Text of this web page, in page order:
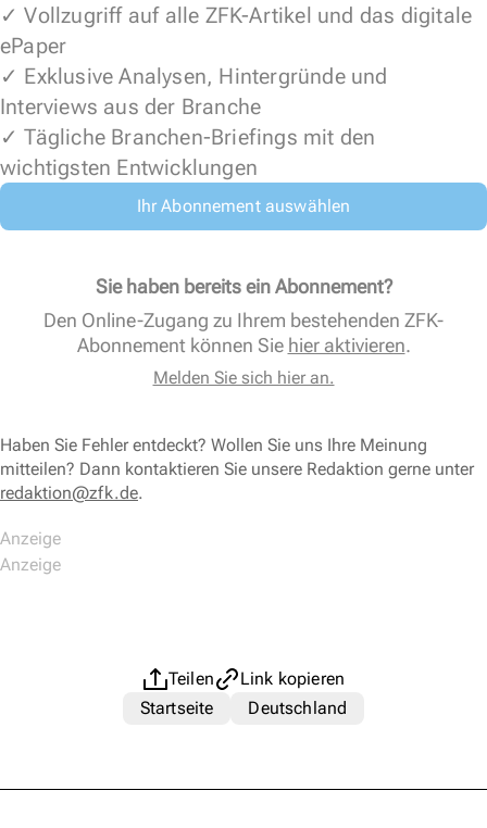
✓ Vollzugriff auf alle ZFK-Artikel und das digitale
ePaper
✓ Exklusive Analysen, Hintergründe und
Interviews aus der Branche
✓ Tägliche Branchen-Briefings mit den
wichtigsten Entwicklungen
Ihr Abonnement auswählen
Sie haben bereits ein Abonnement?
Den Online-Zugang zu Ihrem bestehenden ZFK-
Abonnement können Sie hier aktivieren.
Melden Sie sich hier an.
Haben Sie Fehler entdeckt? Wollen Sie uns Ihre Meinung
mitteilen? Dann kontaktieren Sie unsere Redaktion gerne unter
redaktion@zfk.de.
Teilen
Link kopieren
Startseite
Deutschland